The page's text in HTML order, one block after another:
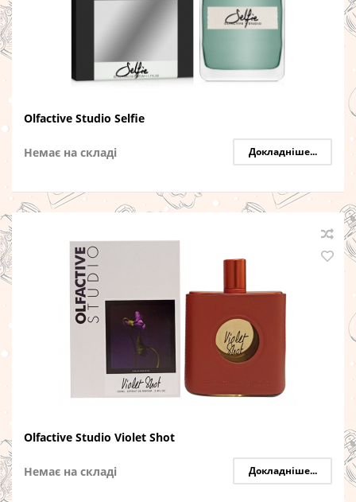
Olfactive Studio Selfie
Немає на складі Докладніше...
Olfactive Studio Violet Shot
Немає на складі Докладніше...